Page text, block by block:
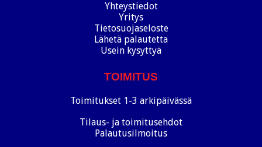
Yhteystiedot
Yritys
Tietosuojaseloste
Lähetä palautetta
Usein kysyttyä
TOIMITUS
Toimitukset 1-3 arkipäivässä
Tilaus- ja toimitusehdot
Palautusilmoitus